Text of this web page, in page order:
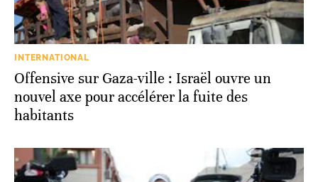
INTERNATIONAL
Offensive sur Gaza-ville : Israël ouvre un
nouvel axe pour accélérer la fuite des
habitants